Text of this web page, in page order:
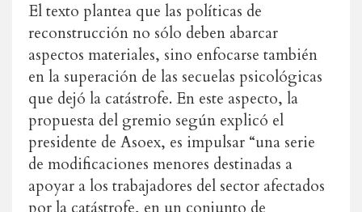
El texto plantea que las políticas de
reconstrucción no sólo deben abarcar
aspectos materiales, sino enfocarse también
en la superación de las secuelas psicológicas
que dejó la catástrofe. En este aspecto, la
propuesta del gremio según explicó el
presidente de Asoex, es impulsar “una serie
de modificaciones menores destinadas a
apoyar a los trabajadores del sector afectados